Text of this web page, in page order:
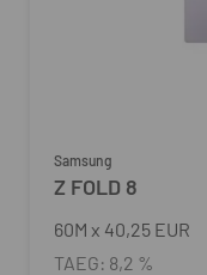
Samsung
Z FOLD 8
60M x 40,25 EUR
TAEG: 8,2 %